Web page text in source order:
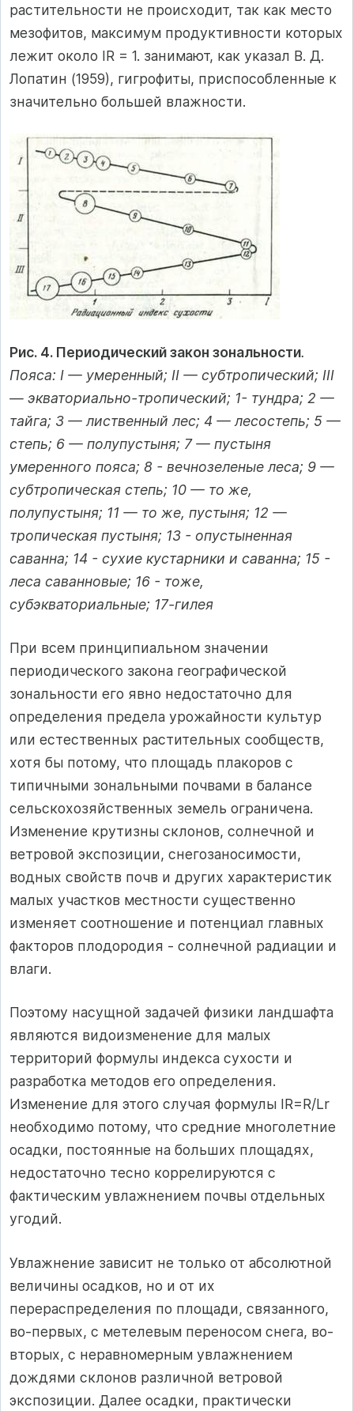
растительности не происходит, так как место
мезофитов, максимум продуктивности которых
лежит около IR = 1. занимают, как указал В. Д.
Лопатин (1959), гигрофиты, приспособленные к
значительно большей влажности.
Рис. 4. Периодический закон зональности.
Пояса: I — умеренный; II — субтропический; III
— экваториально-тропический; 1- тундра; 2 —
тайга; 3 — лиственный лес; 4 — лесостепь; 5 —
степь; 6 — полупустыня; 7 — пустыня
умеренного пояса; 8 - вечнозеленые леса; 9 —
субтропическая степь; 10 — то же,
полупустыня; 11 — то же, пустыня; 12 —
тропическая пустыня; 13 - опустыненная
саванна; 14 - сухие кустарники и саванна; 15 -
леса саванновые; 16 - тоже,
субэкваториальные; 17-гилея
При всем принципиальном значении
периодического закона географической
зональности его явно недостаточно для
определения предела урожайности культур
или естественных растительных сообществ,
хотя бы потому, что площадь плакоров с
типичными зональными почвами в балансе
сельскохозяйственных земель ограничена.
Изменение крутизны склонов, солнечной и
ветровой экспозиции, снегозаносимости,
водных свойств почв и других характеристик
малых участков местности существенно
изменяет соотношение и потенциал главных
факторов плодородия - солнечной радиации и
влаги.
Поэтому насущной задачей физики ландшафта
являются видоизменение для малых
территорий формулы индекса сухости и
разработка методов его определения.
Изменение для этого случая формулы IR=R/Lr
необходимо потому, что средние многолетние
осадки, постоянные на больших площадях,
недостаточно тесно коррелируются с
фактическим увлажнением почвы отдельных
угодий.
Увлажнение зависит не только от абсолютной
величины осадков, но и от их
перераспределения по площади, связанного,
во-первых, с метелевым переносом снега, во-
вторых, с неравномерным увлажнением
дождями склонов различной ветровой
экспозиции. Далее осадки, практически